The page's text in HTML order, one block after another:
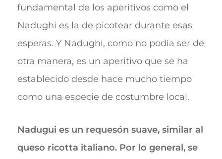
fundamental de los aperitivos como el
Nadughi es la de picotear durante esas
esperas. Y Nadughi, como no podía ser de
otra manera, es un aperitivo que se ha
establecido desde hace mucho tiempo
como una especie de costumbre local.
Nadugui es un requesón suave, similar al
queso ricotta italiano. Por lo general, se